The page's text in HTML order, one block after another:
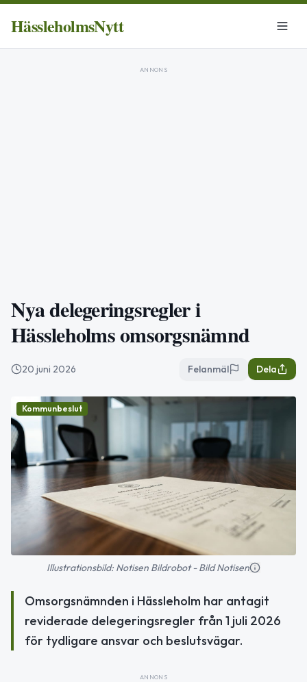
HässleholmsNytt
ANNONS
Nya delegeringsregler i
Hässleholms omsorgsnämnd
20 juni 2026 Felanmäl Dela
Kommunbeslut
Illustrationsbild: Notisen Bildrobot - Bild Notisen
Omsorgsnämnden i Hässleholm har antagit
reviderade delegeringsregler från 1 juli 2026
för tydligare ansvar och beslutsvägar.
ANNONS